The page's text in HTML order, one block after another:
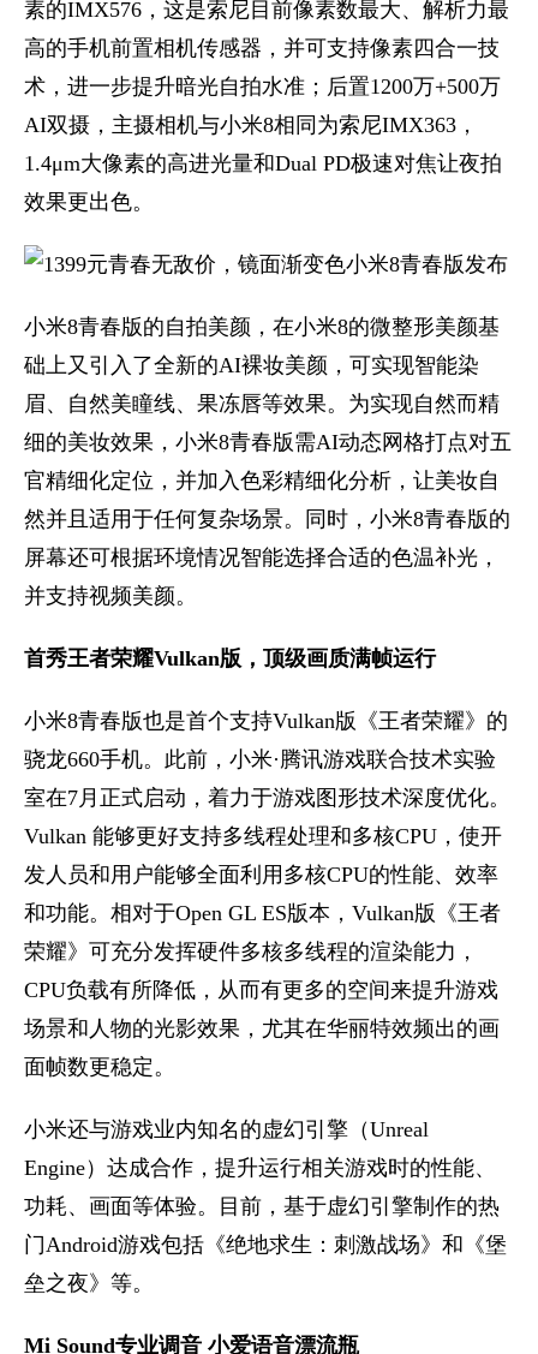
素的IMX576，这是索尼目前像素数最大、解析力最
高的手机前置相机传感器，并可支持像素四合一技
术，进一步提升暗光自拍水准；后置1200万+500万
AI双摄，主摄相机与小米8相同为索尼IMX363，
1.4μm大像素的高进光量和Dual PD极速对焦让夜拍
效果更出色。
小米8青春版的自拍美颜，在小米8的微整形美颜基
础上又引入了全新的AI裸妆美颜，可实现智能染
眉、自然美瞳线、果冻唇等效果。为实现自然而精
细的美妆效果，小米8青春版需AI动态网格打点对五
官精细化定位，并加入色彩精细化分析，让美妆自
然并且适用于任何复杂场景。同时，小米8青春版的
屏幕还可根据环境情况智能选择合适的色温补光，
并支持视频美颜。
首秀王者荣耀Vulkan版，顶级画质满帧运行
小米8青春版也是首个支持Vulkan版《王者荣耀》的
骁龙660手机。此前，小米·腾讯游戏联合技术实验
室在7月正式启动，着力于游戏图形技术深度优化。
Vulkan 能够更好支持多线程处理和多核CPU，使开
发人员和用户能够全面利用多核CPU的性能、效率
和功能。相对于Open GL ES版本，Vulkan版《王者
荣耀》可充分发挥硬件多核多线程的渲染能力，
CPU负载有所降低，从而有更多的空间来提升游戏
场景和人物的光影效果，尤其在华丽特效频出的画
面帧数更稳定。
小米还与游戏业内知名的虚幻引擎（Unreal
Engine）达成合作，提升运行相关游戏时的性能、
功耗、画面等体验。目前，基于虚幻引擎制作的热
门Android游戏包括《绝地求生：刺激战场》和《堡
垒之夜》等。
Mi Sound专业调音 小爱语音漂流瓶